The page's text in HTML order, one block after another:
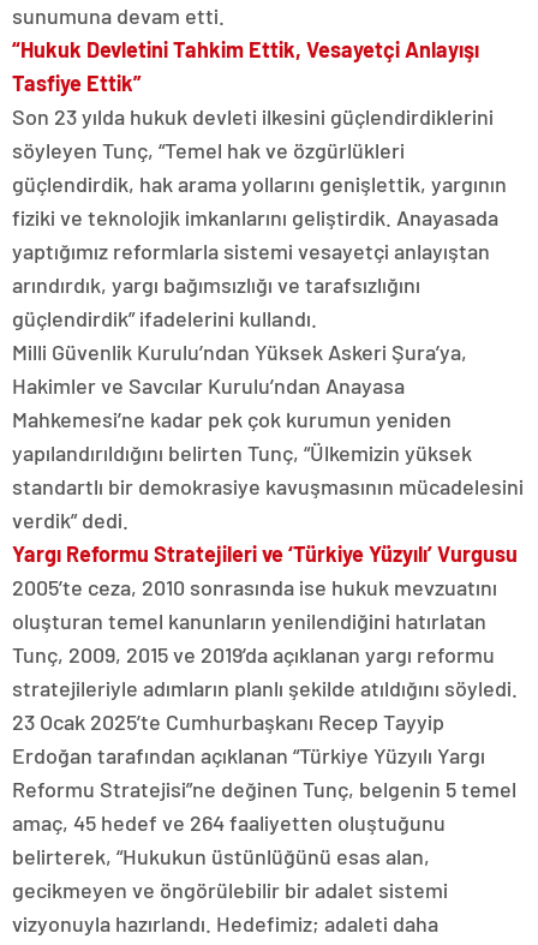
sunumuna devam etti.
“Hukuk Devletini Tahkim Ettik, Vesayetçi Anlayışı
Tasfiye Ettik”
Son 23 yılda hukuk devleti ilkesini güçlendirdiklerini
söyleyen Tunç, “Temel hak ve özgürlükleri
güçlendirdik, hak arama yollarını genişlettik, yargının
fiziki ve teknolojik imkanlarını geliştirdik. Anayasada
yaptığımız reformlarla sistemi vesayetçi anlayıştan
arındırdık, yargı bağımsızlığı ve tarafsızlığını
güçlendirdik” ifadelerini kullandı.
Milli Güvenlik Kurulu’ndan Yüksek Askeri Şura’ya,
Hakimler ve Savcılar Kurulu’ndan Anayasa
Mahkemesi’ne kadar pek çok kurumun yeniden
yapılandırıldığını belirten Tunç, “Ülkemizin yüksek
standartlı bir demokrasiye kavuşmasının mücadelesini
verdik” dedi.
Yargı Reformu Stratejileri ve ‘Türkiye Yüzyılı’ Vurgusu
2005’te ceza, 2010 sonrasında ise hukuk mevzuatını
oluşturan temel kanunların yenilendiğini hatırlatan
Tunç, 2009, 2015 ve 2019’da açıklanan yargı reformu
stratejileriyle adımların planlı şekilde atıldığını söyledi.
23 Ocak 2025’te Cumhurbaşkanı Recep Tayyip
Erdoğan tarafından açıklanan “Türkiye Yüzyılı Yargı
Reformu Stratejisi”ne değinen Tunç, belgenin 5 temel
amaç, 45 hedef ve 264 faaliyetten oluştuğunu
belirterek, “Hukukun üstünlüğünü esas alan,
gecikmeyen ve öngörülebilir bir adalet sistemi
vizyonuyla hazırlandı. Hedefimiz; adaleti daha